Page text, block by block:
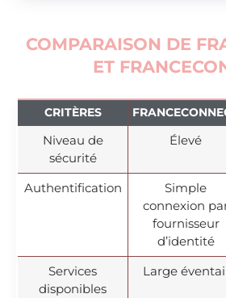
COMPARAISON DE
ET
CRITÈRES
Niveau de
sécurité
Élevé
Authentification
Simple
connexion
fournisseur
d’identité
Services
disponibles
Large